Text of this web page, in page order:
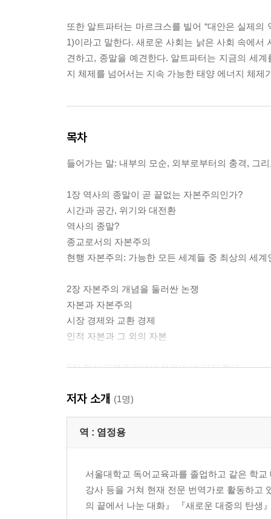
또한 알트파터는 마르크스를 빌어 “대안은 실제
1)이라고 말한다. 새로운 사회는 낡은 사회 속에
견하고, 종말을 예견한다. 알트파터는 지금의 세
지 체제를 넘어서는 지속 가능한 태양 에너지 체
목차
들어가는 말: 내부의 모순, 외부로부터의 충격, 그
1장 역사의 종말이 곧 끝없는 자본주의인가?
시간과 공간, 위기와 대전환
역사의 종말?
종교로서의 자본주의
현행 자본주의: 가능한 모든 세계들 중 최상의 세계
2장 자본주의 개념을 둘러싼 논쟁
자본과 자본주의
시장 경제와 교환 경제
인적 자본과 그 외의 자본
3장 현실 자본주의에서 전유의 네 가지 형태
전유의 두번째 형태: 절대적 잉여가치 창출
전유의 세번째 형태: 상대적 잉여가치 창출
전유의 네번째 형태: 지정학과 새로운 제국주의
가속화와 공간의 압축
태양 에너지와 화석 에너지 사이의 에너지 방화벽
자본주의에서의 화석 에너지원의 장점
저자 소개 (1명)
역 : 염정용
서울대학교 독어교육과를 졸업하고 같은 학
강사 등을 거쳐 현재 전문 번역가로 활동하고
의 끝에서 나눈 대화』 『새로운 대중의 탄생